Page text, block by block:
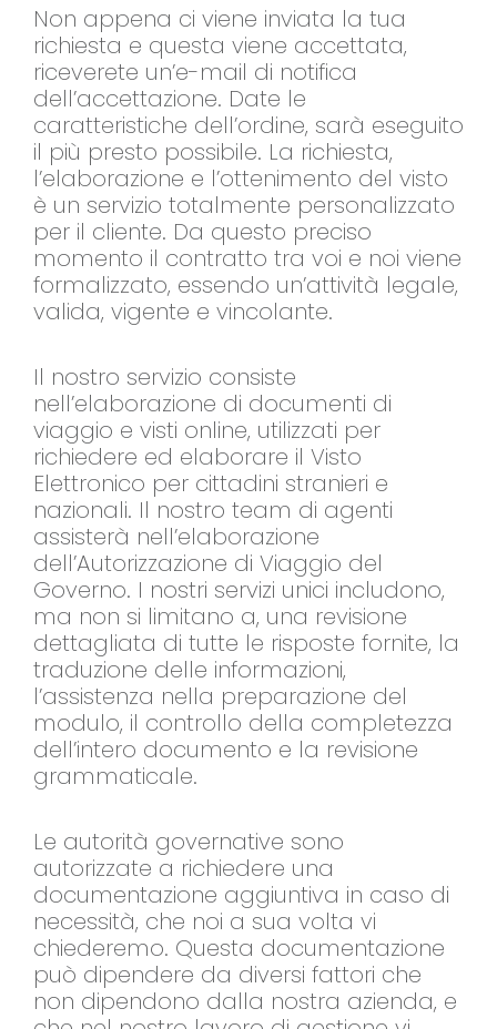
Non appena ci viene inviata la tua
richiesta e questa viene accettata,
riceverete un’e-mail di notifica
dell’accettazione. Date le
caratteristiche dell’ordine, sarà eseguito
il più presto possibile. La richiesta,
l’elaborazione e l’ottenimento del visto
è un servizio totalmente personalizzato
per il cliente. Da questo preciso
momento il contratto tra voi e noi viene
formalizzato, essendo un’attività legale,
valida, vigente e vincolante.
Il nostro servizio consiste
nell’elaborazione di documenti di
viaggio e visti online, utilizzati per
richiedere ed elaborare il Visto
Elettronico per cittadini stranieri e
nazionali. Il nostro team di agenti
assisterà nell’elaborazione
dell’Autorizzazione di Viaggio del
Governo. I nostri servizi unici includono,
ma non si limitano a, una revisione
dettagliata di tutte le risposte fornite, la
traduzione delle informazioni,
l’assistenza nella preparazione del
modulo, il controllo della completezza
dell’intero documento e la revisione
grammaticale.
Le autorità governative sono
autorizzate a richiedere una
documentazione aggiuntiva in caso di
necessità, che noi a sua volta vi
chiederemo. Questa documentazione
può dipendere da diversi fattori che
non dipendono dalla nostra azienda, e